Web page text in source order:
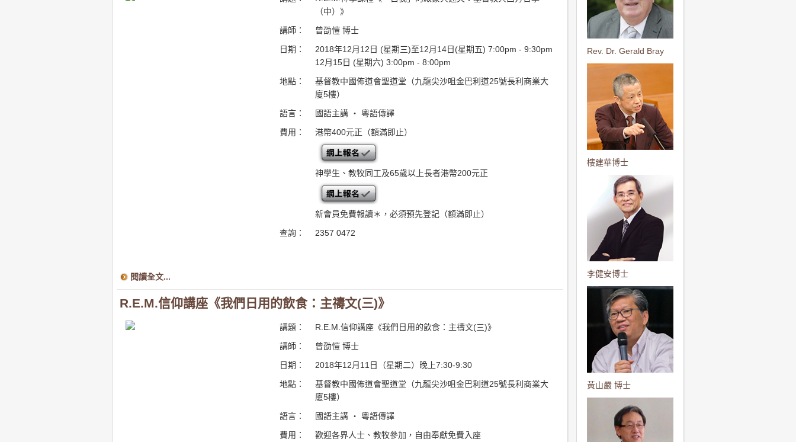
（中）》
講師：
曾劭愷 博士
日期：
2018年12月12日 (星期三)至12月14日(星期五) 7:00pm - 9:30pm
12月15日 (星期六) 3:00pm - 8:00pm
地點：
基督教中國佈道會聖道堂（九龍尖沙咀金巴利道25號長利商業大
廈5樓）
語言：
國語主講 ・ 粵語傳譯
費用：
港幣400元正（額滿即止）
神學生、教牧同工及65歲以上長者港幣200元正
新會員免費報讀＊，必須預先登記（額滿即止）
查詢：
2357 0472
閱讀全文...
R.E.M.信仰講座《我們日用的飲食：主禱文(三)》
講題：
R.E.M.信仰講座《我們日用的飲食：主禱文(三)》
講師：
曾劭愷 博士
日期：
2018年12月11日（星期二）晚上7:30-9:30
地點：
基督教中國佈道會聖道堂（九龍尖沙咀金巴利道25號長利商業大
廈5樓）
語言：
國語主講 ・ 粵語傳譯
費用：
歡迎各界人士、教牧參加，自由奉獻免費入座
Rev. Dr. Gerald Bray
樓建華博士
李健安博士
黃山嚴 博士